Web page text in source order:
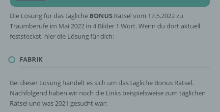
Die Lösung für das tägliche BONUS Rätsel vom 17.5.2022 zu
Traumberufe im Mai 2022 in 4 Bilder 1 Wort. Wenn du dort aktuell
feststeckst, hier die Lösung für dich:
FABRIK
Bei dieser Lösung handelt es sich um das tägliche Bonus Rätsel.
Nachfolgend haben wir noch die Links beispielsweise zum täglichen
Rätsel und was 2021 gesucht war: